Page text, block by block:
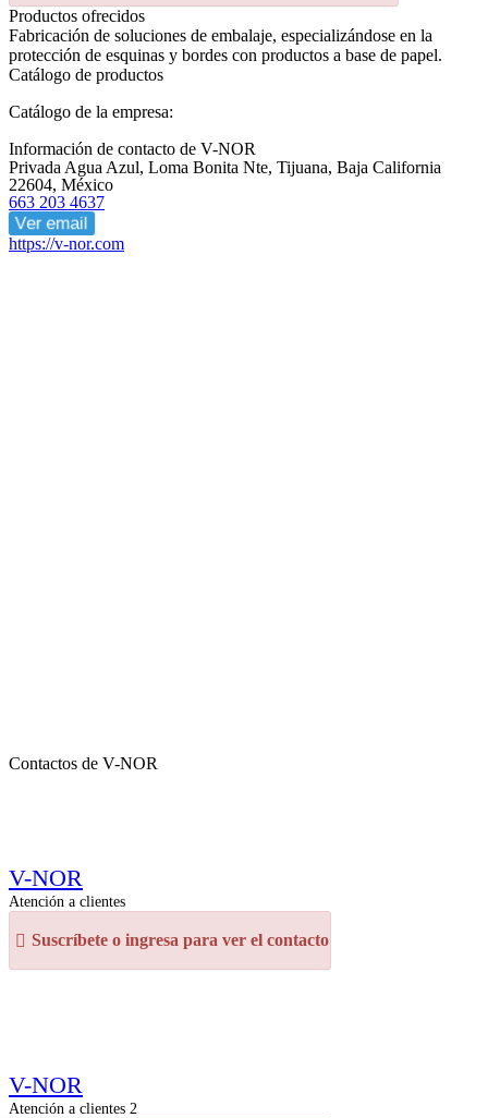
Productos ofrecidos
Fabricación de soluciones de embalaje, especializándose en la
protección de esquinas y bordes con productos a base de papel.
Catálogo de productos
Catálogo de la empresa:
Información de contacto de V-NOR
Privada Agua Azul, Loma Bonita Nte, Tijuana, Baja California
22604, México
663 203 4637
Ver email
https://v-nor.com
Contactos de V-NOR
V-NOR
Atención a clientes
Suscríbete o ingresa para ver el contacto
V-NOR
Atención a clientes 2